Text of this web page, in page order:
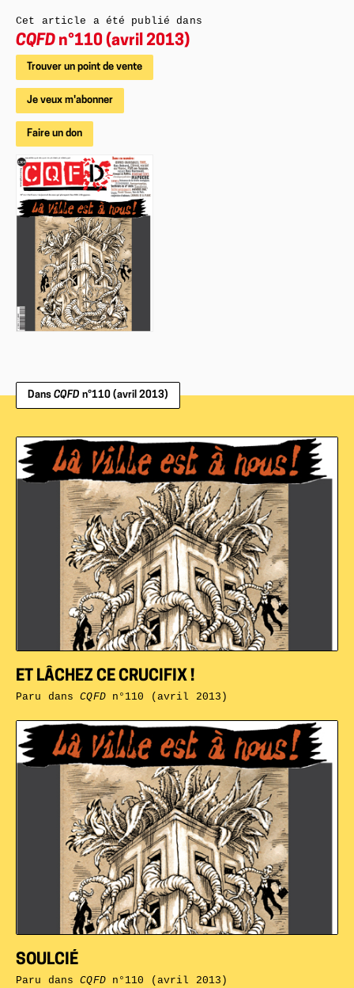
Cet article a été publié dans
CQFD n°110 (avril 2013)
Trouver un point de vente
Je veux m'abonner
Faire un don
Dans CQFD n°110 (avril 2013)
SOULCIÉ
Paru dansCQFDn°110 (avril 2013)
ET LÂCHEZ CE CRUCIFIX !
Paru dansCQFDn°110 (avril 2013)